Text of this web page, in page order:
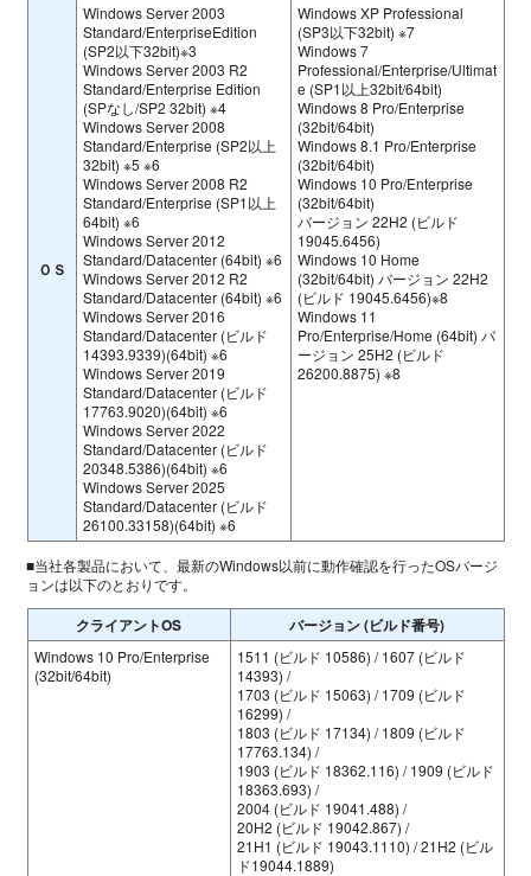
ＯＳ
Windows Server 2003
Standard/EnterpriseEdition
(SP2以下32bit)※3
Windows Server 2003 R2
Standard/Enterprise Edition
(SPなし/SP2 32bit) ※4
Windows Server 2008
Standard/Enterprise (SP2以上
32bit) ※5 ※6
Windows Server 2008 R2
Standard/Enterprise (SP1以上
64bit) ※6
Windows Server 2012
Standard/Datacenter (64bit) ※6
Windows Server 2012 R2
Standard/Datacenter (64bit) ※6
Windows Server 2016
Standard/Datacenter (ビルド
14393.9339)(64bit) ※6
Windows Server 2019
Standard/Datacenter (ビルド
17763.9020)(64bit) ※6
Windows Server 2022
Standard/Datacenter (ビルド
20348.5386)(64bit) ※6
Windows Server 2025
Standard/Datacenter (ビルド
26100.33158)(64bit) ※6
Windows XP Professional
(SP3以下32bit) ※7
Windows 7
Professional/Enterprise/Ultimat
e (SP1以上32bit/64bit)
Windows 8 Pro/Enterprise
(32bit/64bit)
Windows 8.1 Pro/Enterprise
(32bit/64bit)
Windows 10 Pro/Enterprise
(32bit/64bit)
バージョン 22H2 (ビルド
19045.6456)
Windows 10 Home
(32bit/64bit) バージョン 22H2
(ビルド 19045.6456)※8
Windows 11
Pro/Enterprise/Home (64bit) バ
ージョン 25H2 (ビルド
26200.8875) ※8
■当社各製品において、最新のWindows以前に動作確認を行ったOSバージ
ョンは以下のとおりです。
クライアントOS バージョン (ビルド番号)
Windows 10 Pro/Enterprise
(32bit/64bit)
1511 (ビルド 10586) / 1607 (ビルド
14393) /
1703 (ビルド 15063) / 1709 (ビルド
16299) /
1803 (ビルド 17134) / 1809 (ビルド
17763.134) /
1903 (ビルド 18362.116) / 1909 (ビルド
18363.693) /
2004 (ビルド 19041.488) /
20H2 (ビルド 19042.867) /
21H1 (ビルド 19043.1110) / 21H2 (ビル
ド19044.1889)